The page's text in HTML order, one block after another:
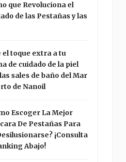
que Revoluciona el
de las Pestañas y las
el toque extra a tu
de cuidado de la piel
sales de baño del Mar
de Nanoil
Escoger La Mejor
De Pestañas Para
¡Consulta
Abajo!